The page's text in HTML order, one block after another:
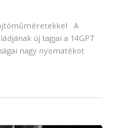
A
új tagjai a 14GPT
nagy nyomatékot